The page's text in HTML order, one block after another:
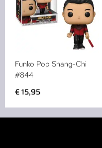
Funko Pop Shang-Chi
#844
€15,95